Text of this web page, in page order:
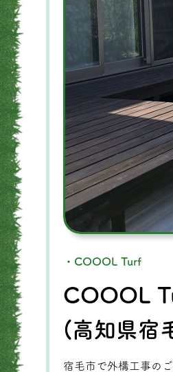
・COOOL Turf
COOOL
(高知県宿
宿毛市で外構工事の